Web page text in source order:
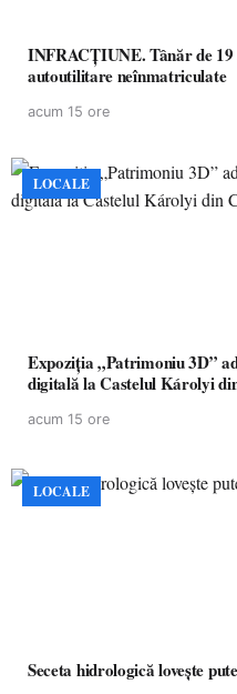
INFRACȚIUNE. Tânăr de
autoutilitare neînmatriculate
acum 15 ore
LOCALE
Expoziția „Patrimoniu 3D”
digitală la Castelul Károlyi
acum 15 ore
LOCALE
Seceta hidrologică lovește